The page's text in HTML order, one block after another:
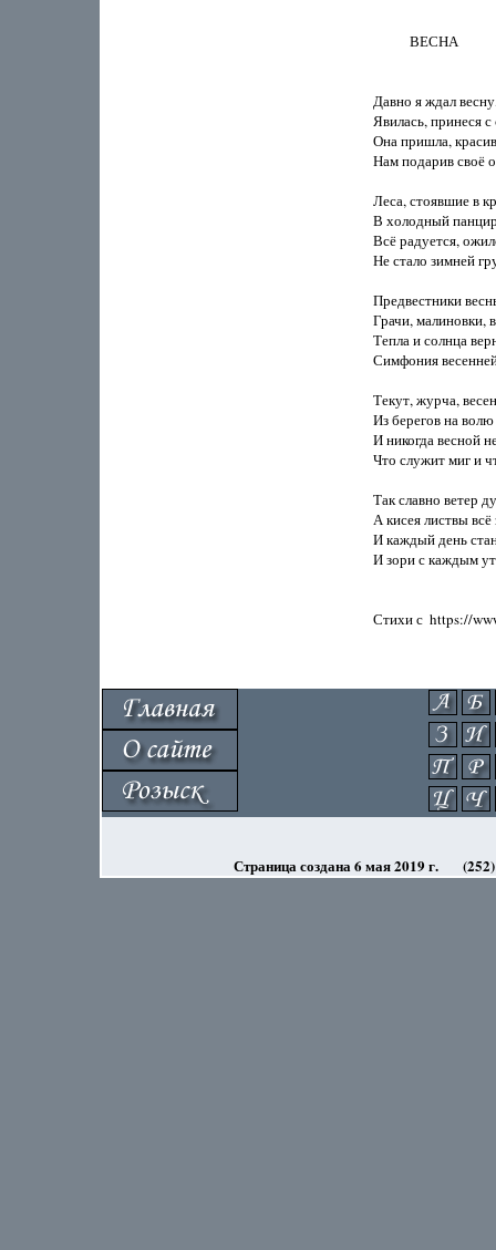
           ВЕСНА
Давно я ждал
Явилась, принеся
Она пришла,
Нам подарив своё
Леса, стоявшие в
В холодный
Всё радуется,
Не стало зимней
Предвестники
Грачи, малиновки,
Тепла и солнца
Симфония
Текут, журча,
Из берегов на
И никогда весной
Что служит миг и
Так славно ветер
А кисея листвы всё
И каждый день
И зори с каждым
Стихи с  https://
Страница создана 6 мая 2019 г. (252)